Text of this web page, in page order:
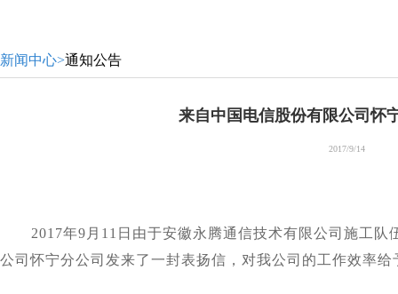
新闻中心>通知公告
来自中国电信股份有限公司怀
2017/9/14
2017年9 月 11 日由于安徽永腾通信技术有限公司施工
公司怀宁分公司发来了一封表扬信，对我公司的工作效率